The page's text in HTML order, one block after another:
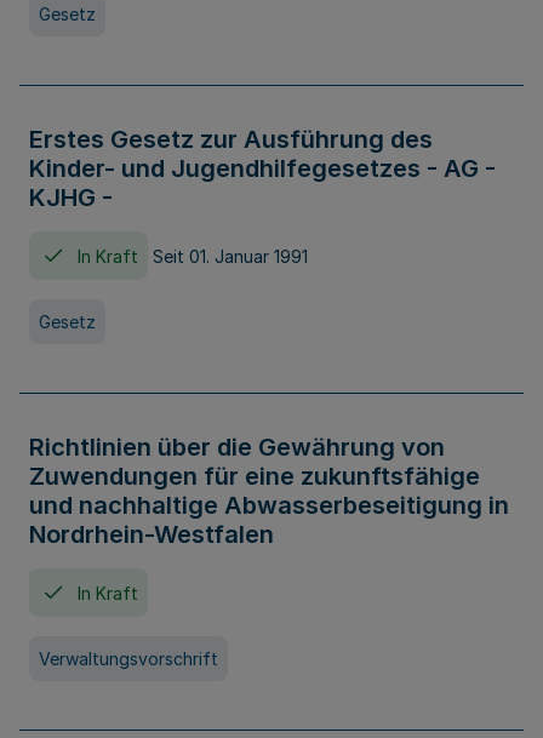
Gesetz
Erstes Gesetz zur Ausführung des
Kinder- und Jugendhilfegesetzes - AG -
KJHG -
In Kraft Seit 01. Januar 1991
Gesetz
Richtlinien über die Gewährung von
Zuwendungen für eine zukunftsfähige
und nachhaltige Abwasserbeseitigung in
Nordrhein-Westfalen
In Kraft
Verwaltungsvorschrift